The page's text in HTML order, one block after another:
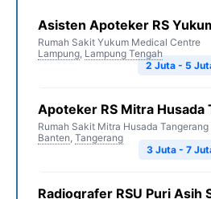
Asisten Apoteker RS
Rumah Sakit Yukum Medical Centre
Lampung, Lampung Tengah
2 Juta - 5
Apoteker RS Mitra Husada
Rumah Sakit Mitra Husada Tangerang
Banten, Tangerang
3 Juta - 7
Radiografer RSU Puri Asih